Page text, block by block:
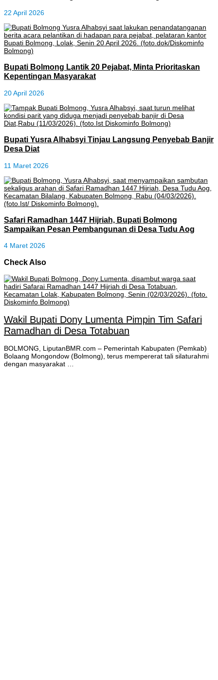
22 April 2026
Bupati Bolmong Lantik 20 Pejabat, Minta Prioritaskan
Kepentingan Masyarakat
20 April 2026
Bupati Yusra Alhabsyi Tinjau Langsung Penyebab Banjir
Desa Diat
11 Maret 2026
Safari Ramadhan 1447 Hijriah, Bupati Bolmong
Sampaikan Pesan Pembangunan di Desa Tudu Aog
4 Maret 2026
Check Also
Wakil Bupati Dony Lumenta Pimpin Tim Safari
Ramadhan di Desa Totabuan
BOLMONG, LiputanBMR.com – Pemerintah Kabupaten (Pemkab)
Bolaang Mongondow (Bolmong), terus mempererat tali silaturahmi
dengan masyarakat …